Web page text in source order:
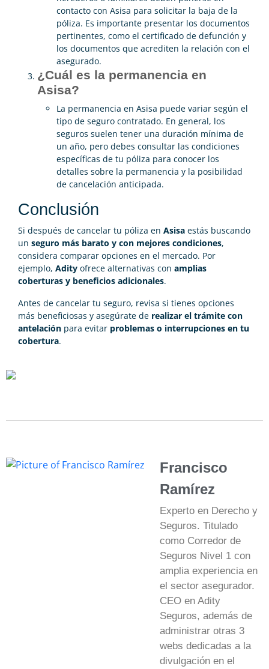
contacto con Asisa para solicitar la baja de la
póliza. Es importante presentar los documentos
pertinentes, como el certificado de defunción y
los documentos que acrediten la relación con el
asegurado.
¿Cuál es la permanencia en
Asisa?
La permanencia en Asisa puede variar según el
tipo de seguro contratado. En general, los
seguros suelen tener una duración mínima de
un año, pero debes consultar las condiciones
específicas de tu póliza para conocer los
detalles sobre la permanencia y la posibilidad
de cancelación anticipada.
Conclusión
Si después de cancelar tu póliza en Asisa estás buscando
un seguro más barato y con mejores condiciones,
considera comparar opciones en el mercado. Por
ejemplo, Adity ofrece alternativas con amplias
coberturas y beneficios adicionales.
Antes de cancelar tu seguro, revisa si tienes opciones
más beneficiosas y asegúrate de realizar el trámite con
antelación para evitar problemas o interrupciones en tu
cobertura.
Francisco
Ramírez
Experto en Derecho y
Seguros. Titulado
como Corredor de
Seguros Nivel 1 con
amplia experiencia en
el sector asegurador.
CEO en Adity
Seguros, además de
administrar otras 3
webs dedicadas a la
divulgación en el